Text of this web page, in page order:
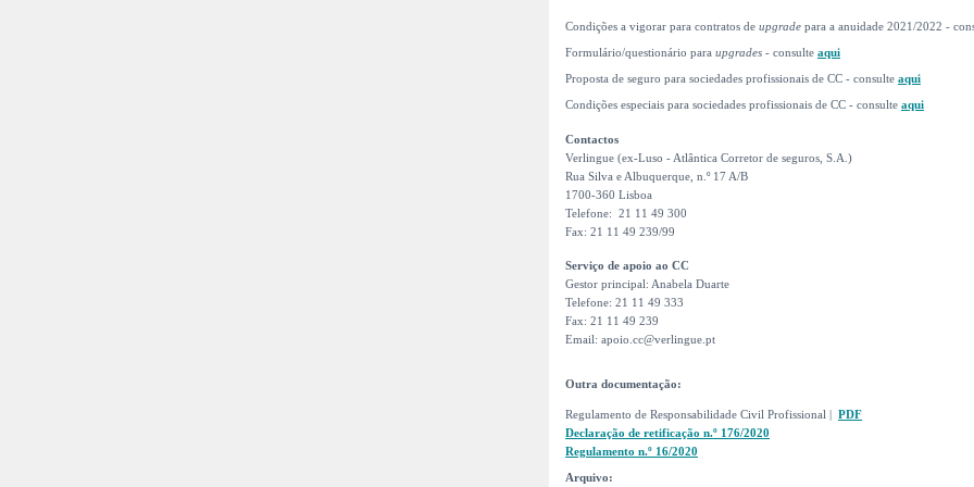
Condições a vigorar para contratos de upgrade para a anuidade 2021/2022 -
Formulário/questionário para upgrades - consulte aqui
Proposta de seguro para sociedades profissionais de CC - consulte aqui
Condições especiais para sociedades profissionais de CC - consulte aqui
Contactos
Verlingue (ex-Luso - Atlântica Corretor de seguros, S.A.)
Rua Silva e Albuquerque, n.º 17 A/B
1700-360 Lisboa
Telefone: 21 11 49 300
Fax: 21 11 49 239/99
Serviço de apoio ao CC
Gestor principal: Anabela Duarte
Telefone: 21 11 49 333
Fax: 21 11 49 239
Email: apoio.cc@verlingue.pt
Outra documentação:
Regulamento de Responsabilidade Civil Profissional | PDF
Declaração de retificação n.º 176/2020
Regulamento n.º 16/2020
Arquivo: